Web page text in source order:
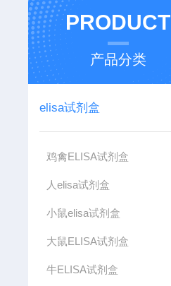
PRODUCT
产品分类
elisa试剂盒
鸡禽ELISA试剂盒
人elisa试剂盒
小鼠elisa试剂盒
大鼠ELISA试剂盒
牛ELISA试剂盒